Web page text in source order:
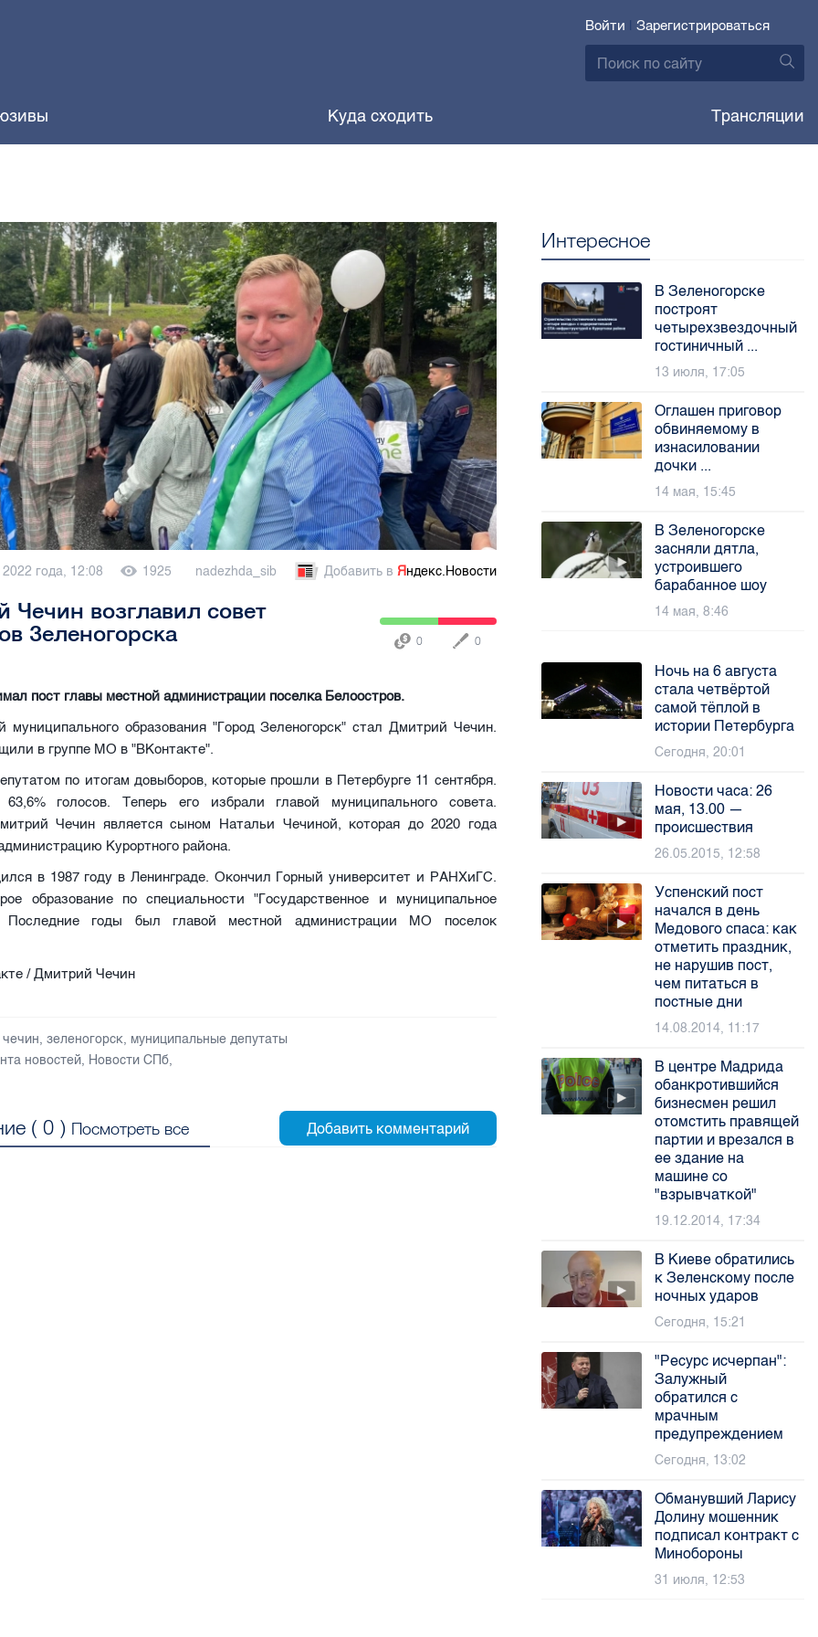
Войти | Зарегистрироваться
Куда сходить Трансляции
года, 12:08 1925 nadezhda_sib Добавить в Яндекс.Новости
Чечин возглавил совет
Зеленогорска
0 0
пост главы местной администрации поселка Белоостров.
муниципального образования "Город Зеленогорск" стал Дмитрий Чечин.
в группе МО в "ВКонтакте".
по итогам довыборов, которые прошли в Петербурге 11 сентября.
голосов. Теперь его избрали главой муниципального совета.
Чечин является сыном Натальи Чечиной, которая до 2020 года
Курортного района.
в 1987 году в Ленинграде. Окончил Горный университет и РАНХиГС.
образование по специальности "Государственное и муниципальное
Последние годы был главой местной администрации МО поселок
/ Дмитрий Чечин
,зеленогорск, муниципальные депутаты
новостей, Новости СПб,
(0 ) Посмотреть все
Интересное
В Зеленогорске
построят
четырехзвездочный
гостиничный ...
13 июля, 17:05
Оглашен приговор
обвиняемому в
изнасиловании
дочки ...
14 мая, 15:45
В Зеленогорске
засняли дятла,
устроившего
барабанное шоу
14 мая, 8:46
Ночь на 6 августа
стала четвёртой
самой тёплой в
истории Петербурга
Сегодня, 20:01
Новости часа: 26
мая, 13.00 —
происшествия
26.05.2015, 12:58
Успенский пост
начался в день
Медового спаса: как
отметить праздник,
не нарушив пост,
чем питаться в
постные дни
14.08.2014, 11:17
В центре Мадрида
обанкротившийся
бизнесмен решил
отомстить правящей
партии и врезался в
ее здание на
машине со
"взрывчаткой"
19.12.2014, 17:34
В Киеве обратились
к Зеленскому после
ночных ударов
Сегодня, 15:21
"Ресурс исчерпан":
Залужный
обратился с
мрачным
предупреждением
Сегодня, 13:02
Обманувший Ларису
Долину мошенник
подписал контракт с
Минобороны
31 июля, 12:53